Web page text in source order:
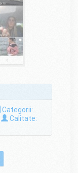
Categorii:
Calitate: